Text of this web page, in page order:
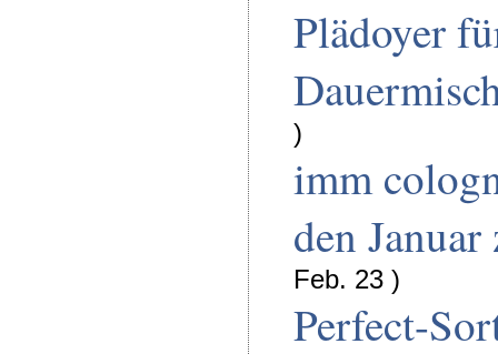
Plädoyer
)
imm
den
Feb. 23 )
Perfect-